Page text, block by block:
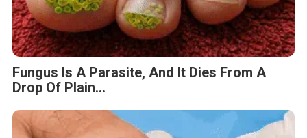
Fungus Is A Parasite, And It Dies From A
Drop Of Plain...